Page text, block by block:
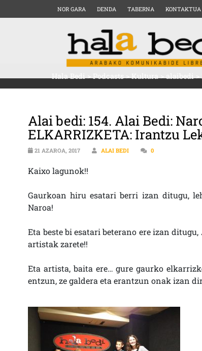
NOR GARA DENDA TABERNA KONTAKTUA
Hala Bedi>Podcasts>Kultura>alaibedi>
Alai bedi: 154. Alai Bedi:
ELKARRIZKETA: Irantzu
21 AZAROA, 2017 ALAI BEDI 0
Kaixo lagunok!!
Gaurkoan hiru esatari berri izan ditugu,
Naroa!
Eta beste bi esatari beterano ere izan
artistak zarete!!
Eta artista, baita ere… gure gaurko
entzun, ze galdera eta erantzun onak izan